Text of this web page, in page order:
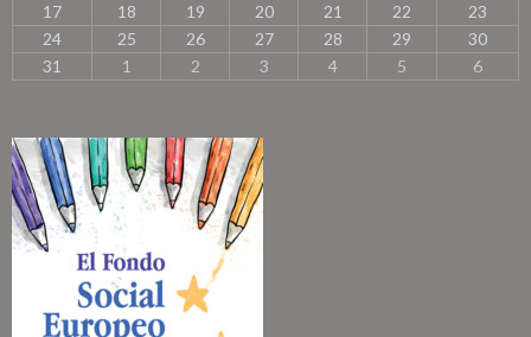
e
s
17
18 19 20 21 22
23
24
25 26 27 28 29
30
31
1 2 3 4 5 6